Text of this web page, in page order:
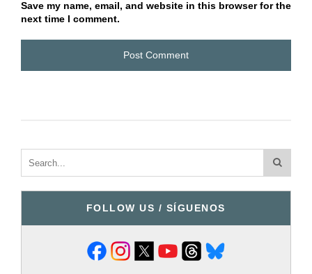
Save my name, email, and website in this browser for the
next time I comment.
FOLLOW US / SÍGUENOS